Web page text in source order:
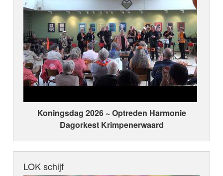
Koningsdag 2026 ~ Optreden Harmonie
Dagorkest Krimpenerwaard
LOK schijf